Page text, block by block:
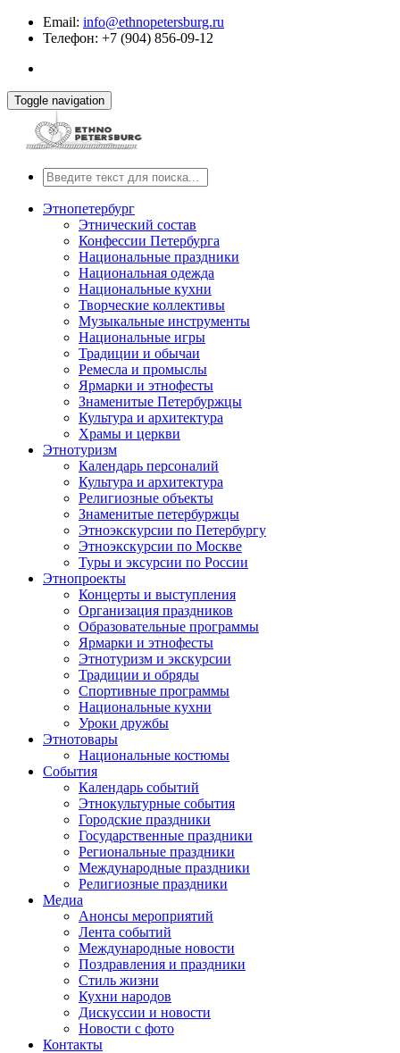
Email: info@ethnopetersburg.ru
Телефон: +7 (904) 856-09-12
Toggle navigation
Этнопетербург
Этнический состав
Конфессии Петербурга
Национальные праздники
Национальная одежда
Национальные кухни
Творческие коллективы
Музыкальные инструменты
Национальные игры
Традиции и обычаи
Ремесла и промыслы
Ярмарки и этнофесты
Знаменитые Петербуржцы
Культура и архитектура
Храмы и церкви
Этнотуризм
Календарь персоналий
Культура и архитектура
Религиозные объекты
Знаменитые петербуржцы
Этноэкскурсии по Петербургу
Этноэкскурсии по Москве
Туры и эксурсии по России
Этнопроекты
Концерты и выступления
Организация праздников
Образовательные программы
Ярмарки и этнофесты
Этнотуризм и экскурсии
Традиции и обряды
Спортивные программы
Национальные кухни
Уроки дружбы
Этнотовары
Национальные костюмы
События
Календарь событий
Этнокультурные события
Городские праздники
Государственные праздники
Региональные праздники
Международные праздники
Религиозные праздники
Медиа
Анонсы мероприятий
Лента событий
Международные новости
Поздравления и праздники
Cтиль жизни
Кухни народов
Дискуссии и новости
Новости с фото
Контакты